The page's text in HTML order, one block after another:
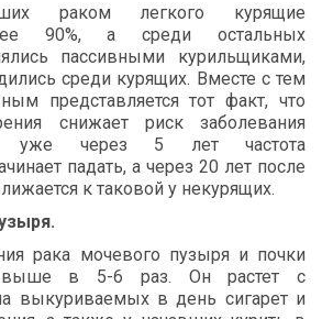
раком легкого
курящие
90%,а среди
остальных
пассивными курильщиками,
среди курящих. Вместе с тем
представляется тот факт,что
снижает риск
заболевания
уже через 5 лет
частота
падать, а через 20 лет после
к таковой у некурящих.
.
рака мочевого пузыря и почки
выше в 5-6 раз. Он растет
с
выкуриваемых в день сигарет и